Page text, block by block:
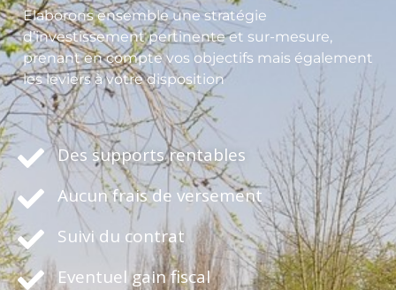
Elaborons ensemble une stratégie
d’investissement pertinente et sur-mesure,
prenant en compte vos objectifs mais également
les leviers à votre disposition
Des supports rentables
Aucun frais de versement
Suivi du contrat
Eventuel gain fiscal